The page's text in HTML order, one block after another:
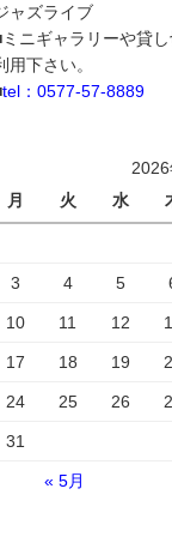
ャズライブ
ニギャラリーや貸
用下さい。
tel：0577-57-8889
2026
月
火 水
3 4 5
10 11 12
17 18 19
24 25 26
31
« 5月